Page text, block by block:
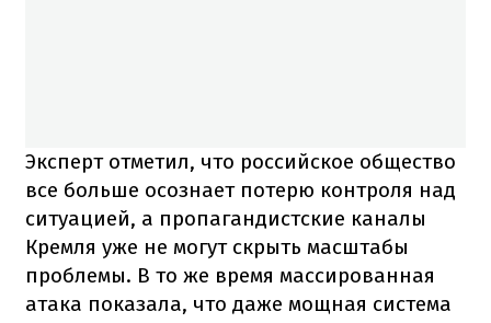
Эксперт отметил, что российское общество
все больше осознает потерю контроля над
ситуацией, а пропагандистские каналы
Кремля уже не могут скрыть масштабы
проблемы. В то же время массированная
атака показала, что даже мощная система